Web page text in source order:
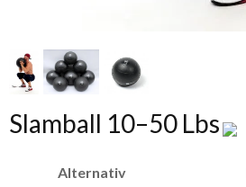
Slamball 10–50 Lbs
Alternativ